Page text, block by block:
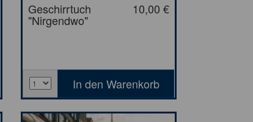
10,00 €
Geschirrtuch
"Nirgendwo"